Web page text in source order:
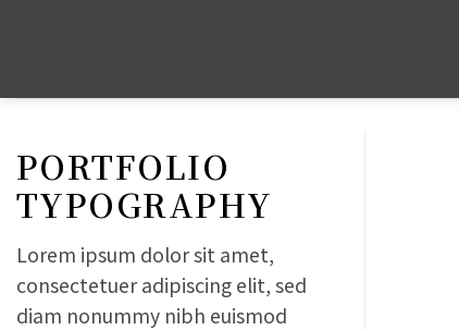
PORTFOLIO
TYPOGRAPHY
Lorem ipsum dolor sit amet,
consectetuer adipiscing elit, sed
diam nonummy nibh euismod